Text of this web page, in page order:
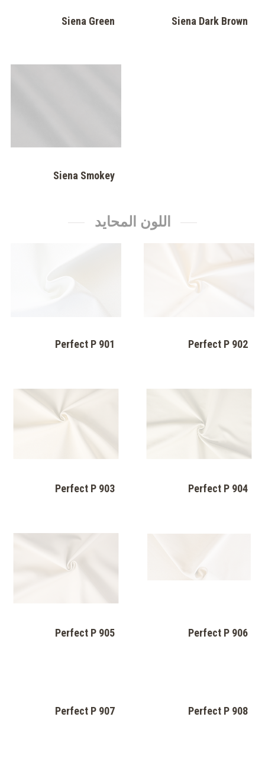
Siena Green Siena Dark Brown
Siena Smokey
اللون المحايد
Perfect P 901 Perfect P 902
Perfect P 903 Perfect P 904
Perfect P 905 Perfect P 906